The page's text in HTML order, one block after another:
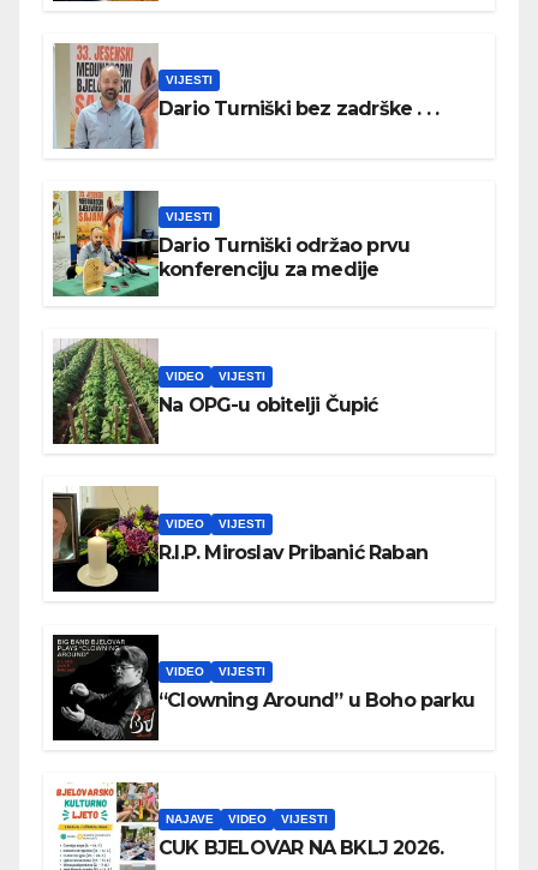
VIJESTI
Dario Turniški bez zadrške . . .
VIJESTI
Dario Turniški održao prvu
konferenciju za medije
VIDEO VIJESTI
Na OPG-u obitelji Čupić
VIDEO VIJESTI
R.I.P. Miroslav Pribanić Raban
VIDEO VIJESTI
“Clowning Around” u Boho parku
NAJAVE VIDEO VIJESTI
CUK BJELOVAR NA BKLJ 2026.